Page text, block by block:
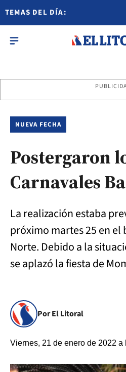
TEMAS DEL DÍA:
NUEVA FECHA
Postergaron
Carnavales
La realización estaba
próximo martes 25 en el
Norte. Debido a la
se aplazó la fiesta de
Por El Litoral
Viernes, 21 de enero de 2022 a